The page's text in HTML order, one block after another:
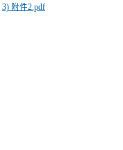
3) 附件2.pdf